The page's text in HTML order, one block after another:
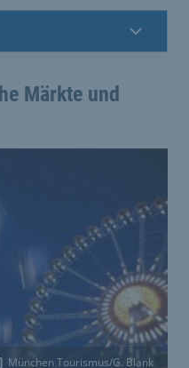
Märkte und
München Tourismus/G. Blank